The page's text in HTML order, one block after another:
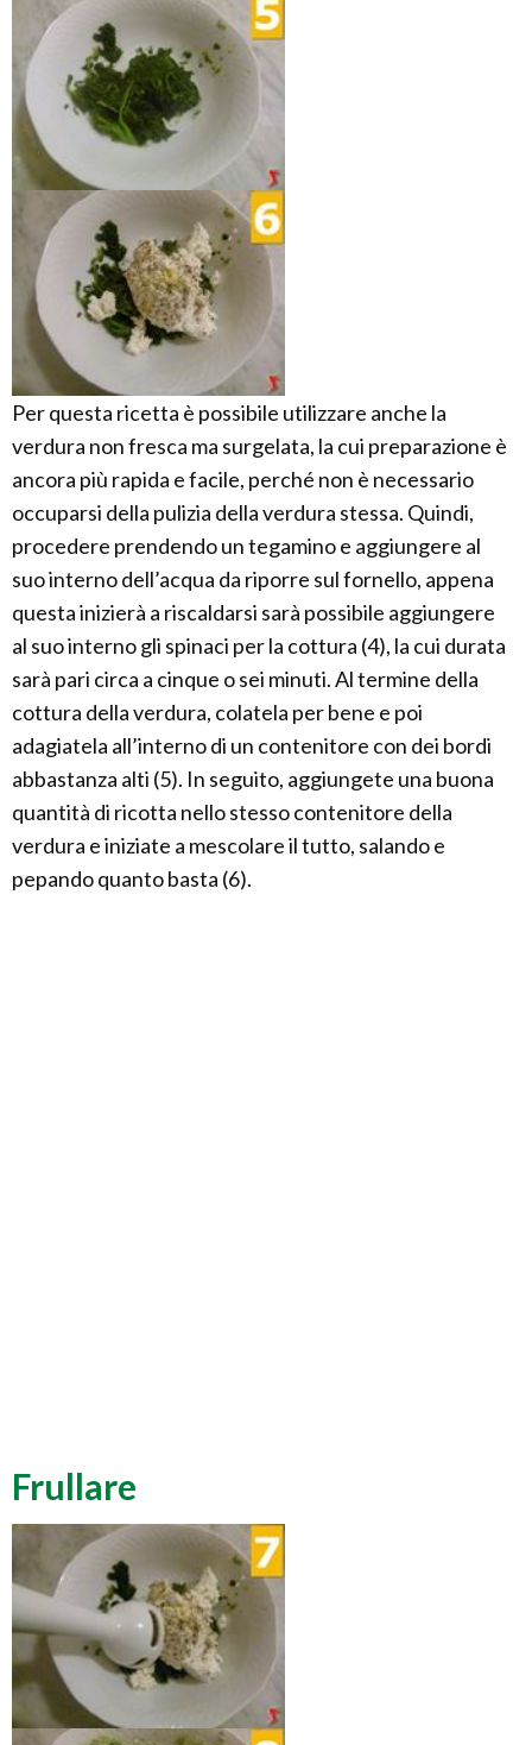
Per questa ricetta è possibile utilizzare anche la
verdura non fresca ma surgelata, la cui preparazione è
ancora più rapida e facile, perché non è necessario
occuparsi della pulizia della verdura stessa. Quindi,
procedere prendendo un tegamino e aggiungere al
suo interno dell’acqua da riporre sul fornello, appena
questa inizierà a riscaldarsi sarà possibile aggiungere
al suo interno gli spinaci per la cottura (4), la cui durata
sarà pari circa a cinque o sei minuti. Al termine della
cottura della verdura, colatela per bene e poi
adagiatela all’interno di un contenitore con dei bordi
abbastanza alti (5). In seguito, aggiungete una buona
quantità di ricotta nello stesso contenitore della
verdura e iniziate a mescolare il tutto, salando e
pepando quanto basta (6).
Frullare